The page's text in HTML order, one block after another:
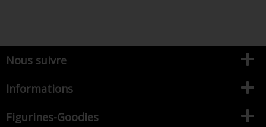
Nous suivre
Informations
Figurines-Goodies